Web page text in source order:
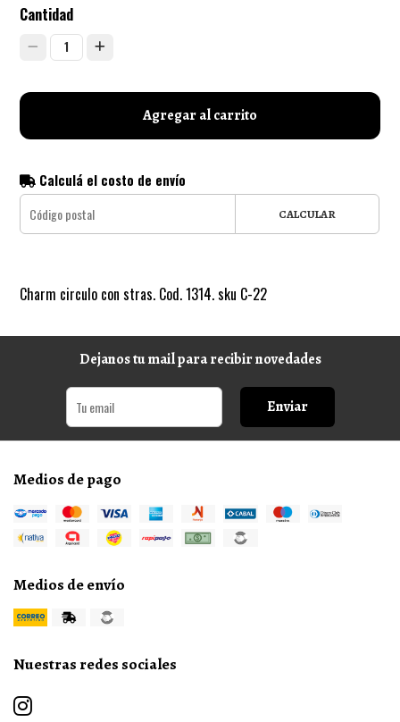
Cantidad
1
Agregar al carrito
Calculá el costo de envío
CALCULAR
Charm circulo con stras. Cod. 1314. sku C-22
Dejanos tu mail para recibir novedades
Enviar
Medios de pago
Medios de envío
Nuestras redes sociales